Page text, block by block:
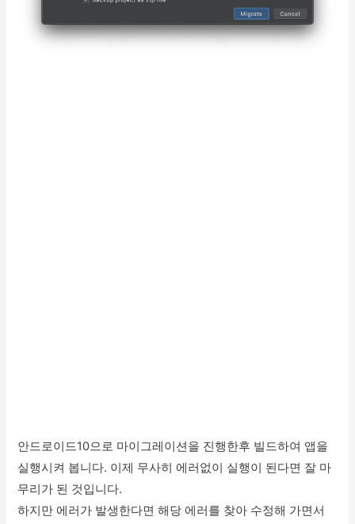
안드로이드10으로 마이그레이션을 진행한후 빌드하여 앱을
실행시켜 봅니다. 이제 무사히 에러없이 실행이 된다면 잘 마
무리가 된 것입니다.
하지만 에러가 발생한다면 해당 에러를 찾아 수정해 가면서